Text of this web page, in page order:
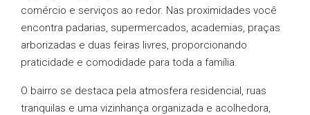
comércio e serviços ao redor. Nas proximidades você
encontra padarias, supermercados, academias, praças
arborizadas e duas feiras livres, proporcionando
praticidade e comodidade para toda a família.
O bairro se destaca pela atmosfera residencial, ruas
tranquilas e uma vizinhança organizada e acolhedora,